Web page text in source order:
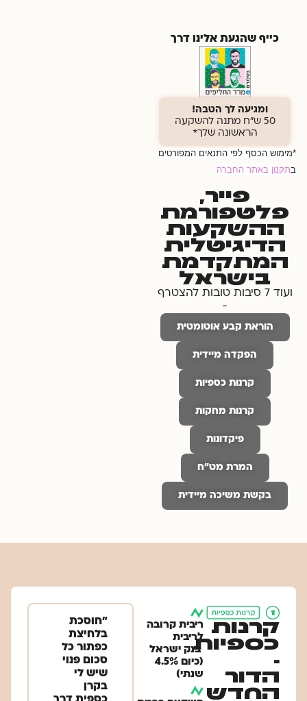
כייף שהגעת אלינו דרך
ומגיעה לך הטבה!
50 ש"ח מתנה להשקעה
הראשונה שלך*
*מימוש הכסף לפי התנאים המפורטים
בתקנון באתר החברה
פייר,
פלטפורמת
ההשקעות
הדיגיטלית
המתקדמת
בישראל
ועוד 7 סיבות טובות להצטרף
-
הוראת קבע אוטומטית
הפקדה מיידית
קרנות כספיות
קרנות מחקות
פיקדונות
המרת מט״ח
בקשת משיכה מיידית
קרנות
כספיות
-
הדור
החדש
ריבית קרובה
לריבית
​ בנק ישראל
(כיום 4.5%
שנתי)
״חוסכת
בלחיצת
כפתור כל
סכום פנוי
שיש לי
בקרן